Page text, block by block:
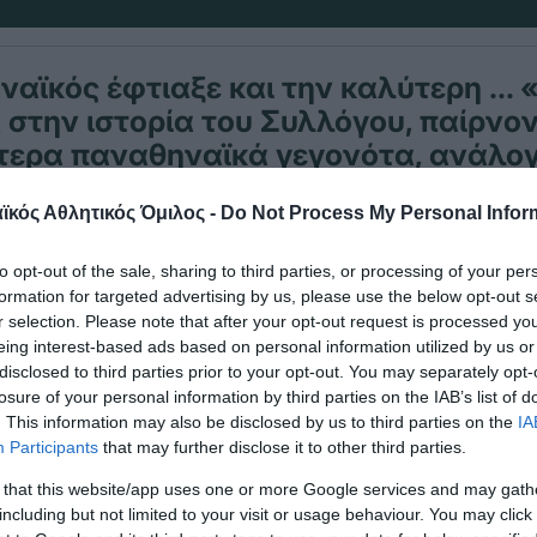
Αθλητικός Όμιλος - Do Not Process My Personal
opt-out of the sale, sharing to third parties, or processing of your
for targeted advertising by us, please use the below opt-out
selection. Please note that after your opt-out request is processed
interest-based ads based on personal information utilized by us
to third parties prior to your opt-out. You may separately
of your personal information by third parties on the IAB’s list of
This information may also be disclosed by us to third parties on the
Participants that may further disclose it to other third parties.
that this website/app uses one or more Google services and may
but not limited to your visit or usage behaviour. You may
έφτιαξε και την καλύτερη …
ιστορία του Συλλόγου,
παναθηναϊκά γεγονότα,
οι μεγάλες στιγμές του «τριφυλλιού» αναλογικά
που έγιναν είναι οι ακόλουθες:
2024 Χρυσό μετάλλιο στους
Σερβίας για τον πολίστα του Παναθηναϊκού
Σαμπάνης αρασέ και 2ηθέση αρασέ και